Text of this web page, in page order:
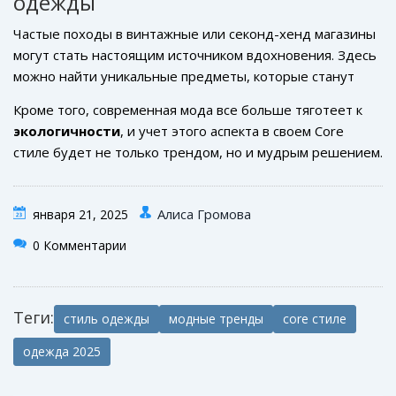
Частые походы в винтажные или секонд-хенд магазины
могут стать настоящим источником вдохновения. Здесь
можно найти уникальные предметы, которые станут
интересные вещи — это лишь часть задачи. Важно
научиться правильно их сочетать. Попробуйте сделать
акцент на цветах или текстурах, которые обычно не
сочетаются. Это привнесет необычность в ваш образ и
сделает его запоминающимся.
Кроме того, современная мода все больше тяготеет к
экологичности, и учет этого аспекта в своем Core
стиле будет не только трендом, но и мудрым решением.
воздействием на окружающую среду. Так, ваш стиль
станет не только уникальным, но и сознательным.
января 21, 2025 Алиса Громова
0 Комментарии
Теги: стиль одежды модные тренды
core стиле
одежда 2025